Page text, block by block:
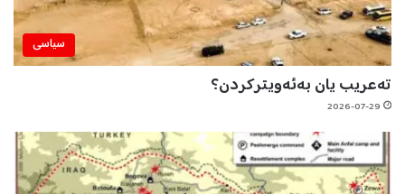
سیاسی
تەعریب یان بەئەویترکردن؟
2026-07-29